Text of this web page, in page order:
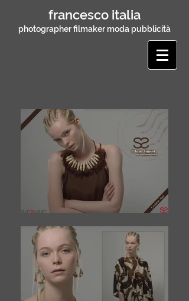
francesco italia
photographer filmaker moda pubblicità